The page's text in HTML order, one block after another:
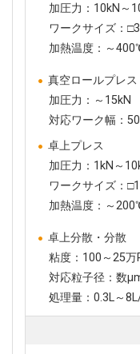
加圧力：10kN～
ワークサイズ：
加熱温度：～
真空ロールプレス
加圧力：～15kN
対応ワーク幅：
卓上プレス
加圧力：1kN～
ワークサイズ：
加熱温度：～
卓上分散・分散
粘度：100～25万
対応粒子径：数
処理量：0.3L～